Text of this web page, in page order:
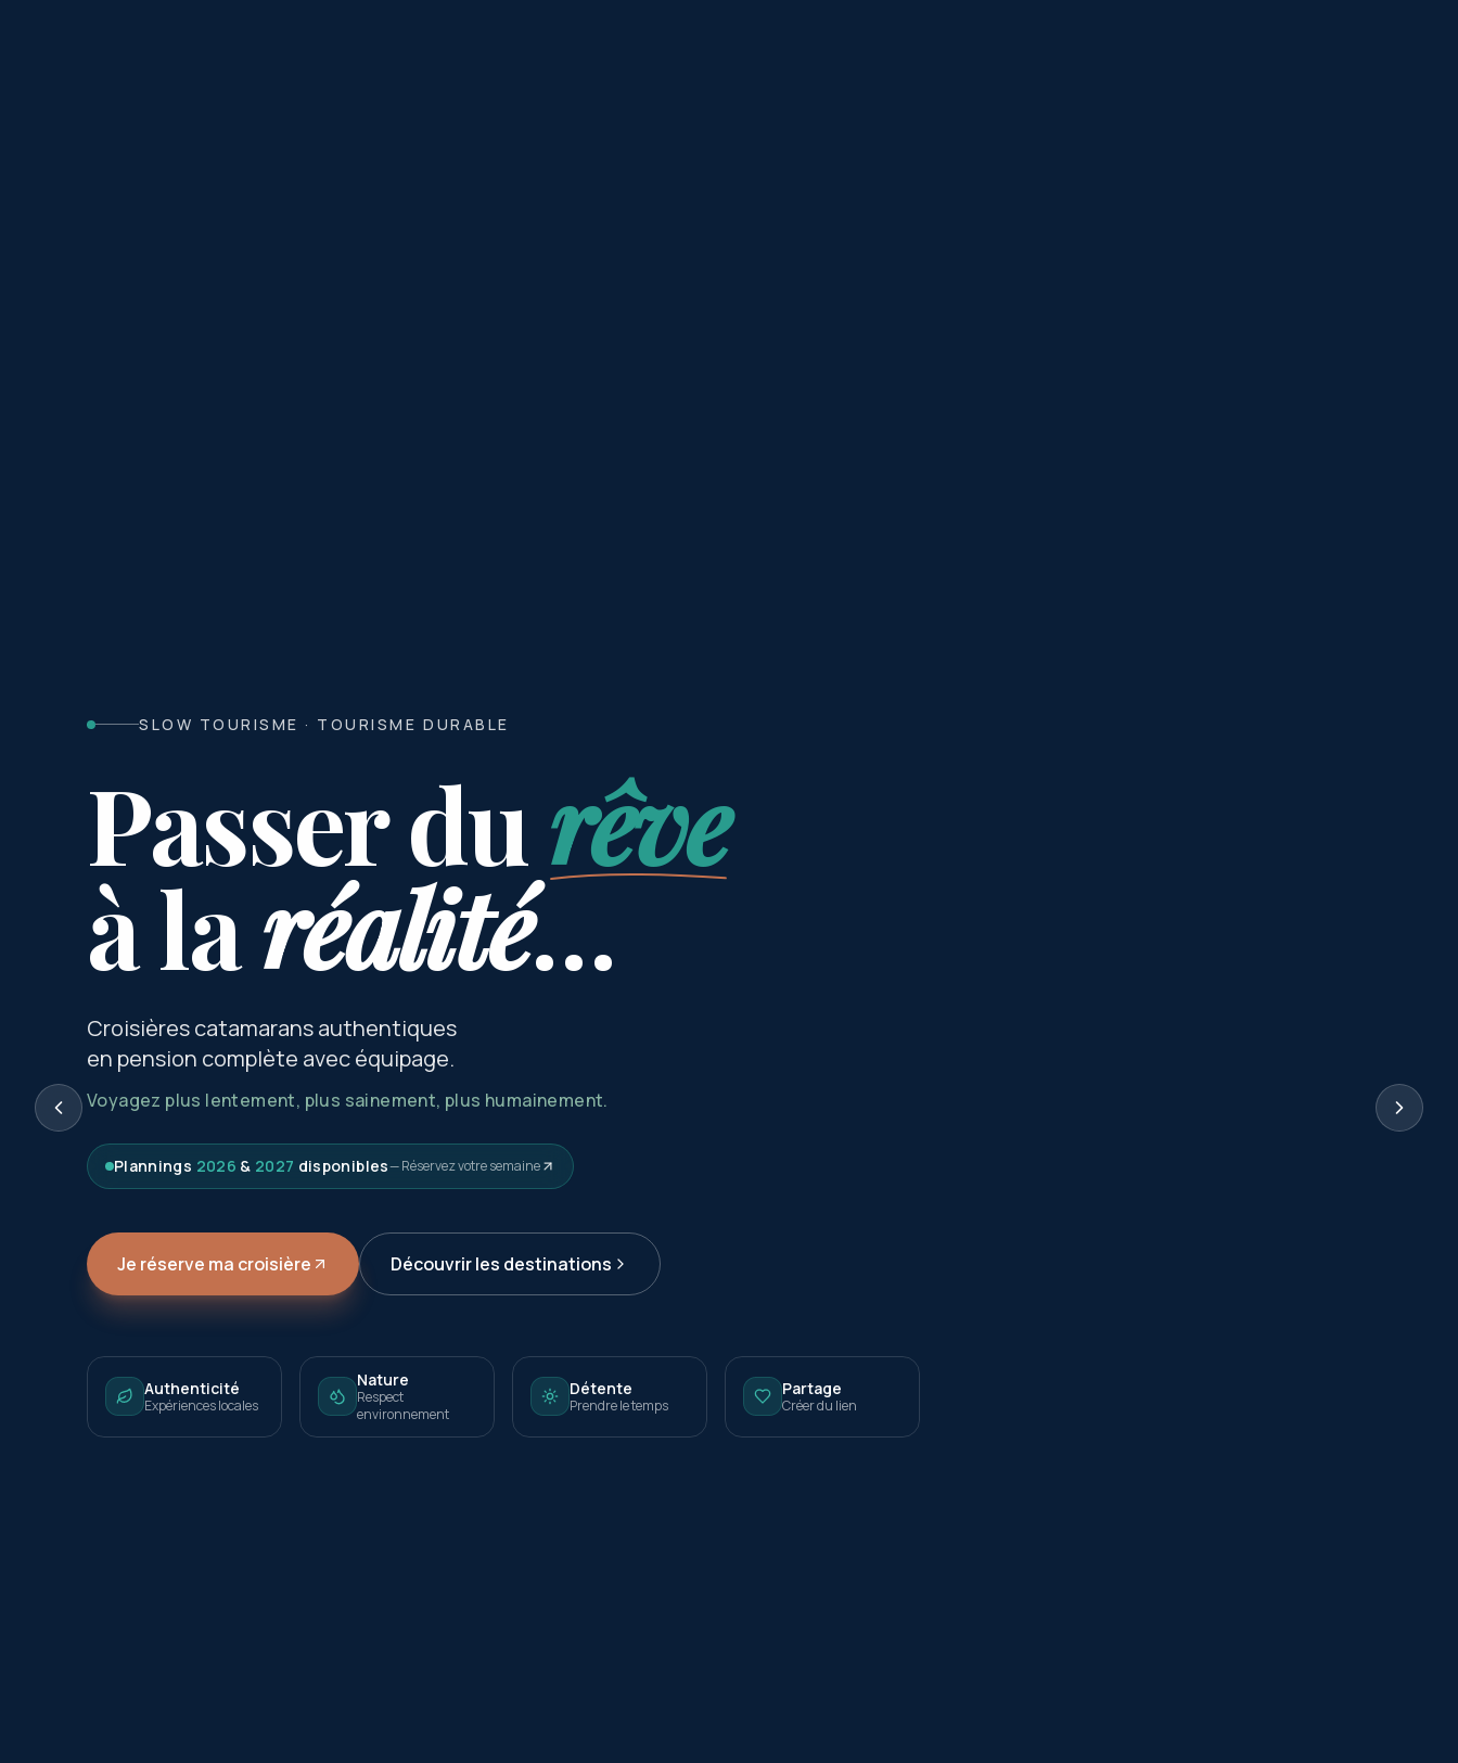
SLOW TOURISME · TOURISME DURABLE
Passer durêve
à laréalité…
Croisières catamarans authentiques
en pension complète avec équipage.
Voyagez plus lentement, plus sainement, plus humainement.
Plannings 2026 & 2027 disponibles— Réservez votre semaine
Je réserve ma croisière Découvrir les destinations
Authenticité
Expériences locales
Nature
Respect
environnement
Détente
Prendre le temps
Partage
Créer du lien